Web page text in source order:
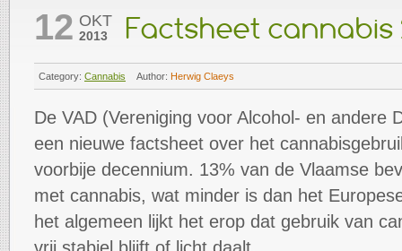
12 OKT
2013 Factsheet cannabis
Category: Cannabis Author: Herwig Claeys
De VAD (Vereniging voor Alcohol- en andere
een nieuwe factsheet over het
voorbije decennium. 13% van de Vlaamse
met cannabis, wat minder is dan het
het algemeen lijkt het erop dat gebruik van